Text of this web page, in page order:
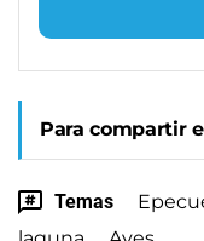
Para compartir
Temas